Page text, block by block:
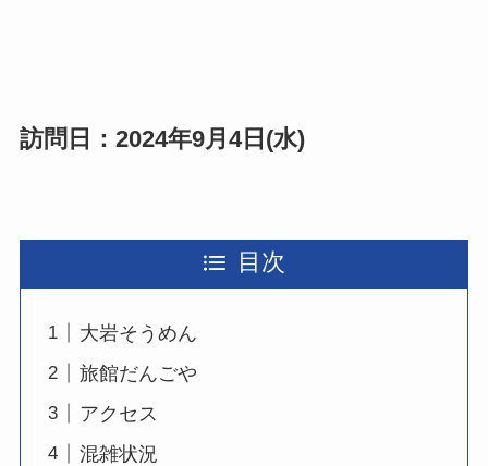
訪問日：2024年9月4日(水)
目次
大岩そうめん
旅館だんごや
アクセス
混雑状況